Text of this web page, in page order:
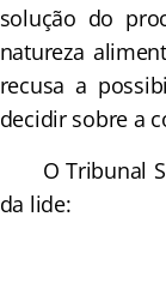
solução do
natureza
recusa a
decidir sobre a
O Tribunal
da lide: